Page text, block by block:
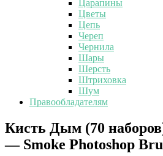
Царапины
Цветы
Цепь
Череп
Чернила
Шары
Шерсть
Штриховка
Шум
Правообладателям
Кисть
Дым
(70
Кисть Дым (70
— Smoke Photoshop